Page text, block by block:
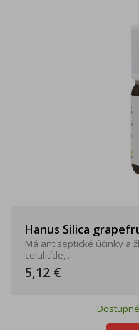
Hanus Silica
Má antiseptické účinky a
celulitíde, ...
5,12 €